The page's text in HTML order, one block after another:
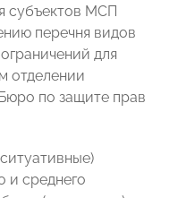
субъектов МСП
перечня видов
для
отделении
по защите прав
и среднего